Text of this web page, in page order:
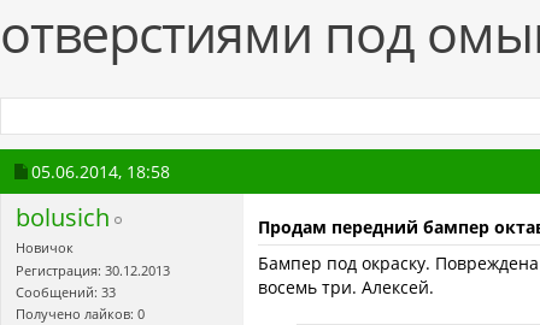
отверстиями под
05.06.2014, 18:58
bolusich
Новичок
Регистрация: 30.12.2013
Сообщений: 33
Получено лайков: 0
Продам передний бампер
Бампер под окраску.
восемь три. Алексей.